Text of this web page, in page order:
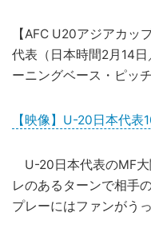
【AFC U20アジアカ
代表（日本時間2月14
ーニングベース・ピッチ
【映像】U-20日本代表
U-20日本代表のMF大
レのあるターンで相手
プレーにはファンがう